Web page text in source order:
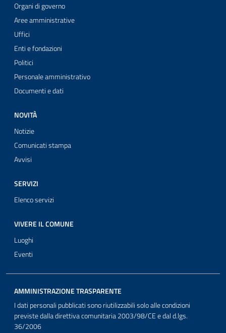
Organi di governo
Aree amministrative
Uffici
Enti e fondazioni
Politici
Personale amministrativo
Documenti e dati
NOVITÀ
Notizie
Comunicati stampa
Avvisi
SERVIZI
Elenco servizi
VIVERE IL COMUNE
Luoghi
Eventi
AMMINISTRAZIONE TRASPARENTE
I dati personali pubblicati sono riutilizzabili solo alle condizioni
previste dalla direttiva comunitaria 2003/98/CE e dal d.lgs.
36/2006